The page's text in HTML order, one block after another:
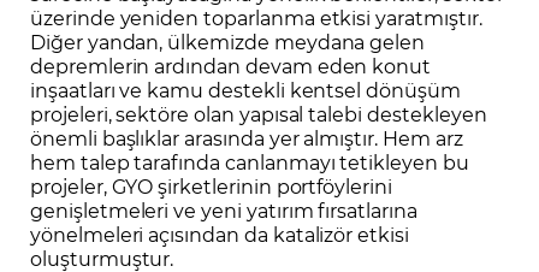
üzerinde yeniden toparlanma etkisi yaratmıştır.
Diğer yandan, ülkemizde meydana gelen
depremlerin ardından devam eden konut
inşaatları ve kamu destekli kentsel dönüşüm
projeleri, sektöre olan yapısal talebi destekleyen
önemli başlıklar arasında yer almıştır. Hem arz
hem talep tarafında canlanmayı tetikleyen bu
projeler, GYO şirketlerinin portföylerini
genişletmeleri ve yeni yatırım fırsatlarına
yönelmeleri açısından da katalizör etkisi
oluşturmuştur.